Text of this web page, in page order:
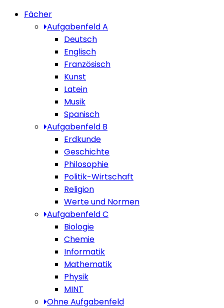
Fächer
Aufgabenfeld A
Deutsch
Englisch
Französisch
Kunst
Latein
Musik
Spanisch
Aufgabenfeld B
Erdkunde
Geschichte
Philosophie
Politik-Wirtschaft
Religion
Werte und Normen
Aufgabenfeld C
Biologie
Chemie
Informatik
Mathematik
Physik
MINT
Ohne Aufgabenfeld